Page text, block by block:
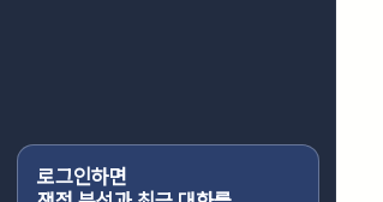
로그인하면